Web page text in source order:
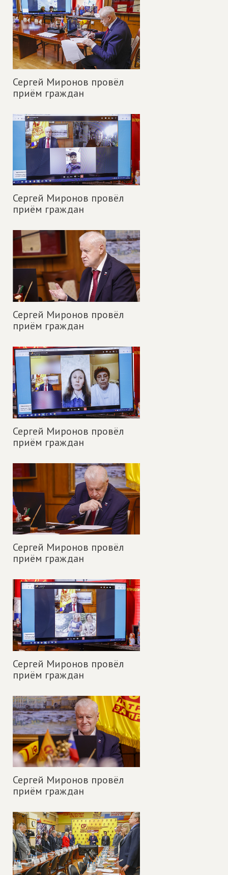
Сергей Миронов провёл
приём граждан
Сергей Миронов провёл
приём граждан
Сергей Миронов провёл
приём граждан
Сергей Миронов провёл
приём граждан
Сергей Миронов провёл
приём граждан
Сергей Миронов провёл
приём граждан
Сергей Миронов провёл
приём граждан